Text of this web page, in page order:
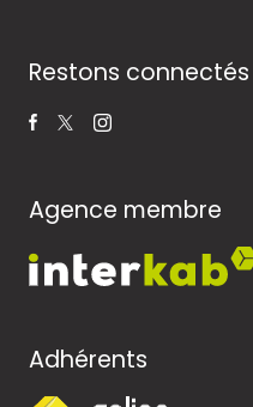
Restons connectés
Agence membre
Adhérents